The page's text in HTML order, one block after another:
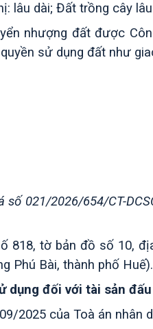
lâu dài; Đất trồng cây
nhượng đất được
sử dụng đất như
021/2026/654/CT-
818, tờ bản đồ số 10,
Phú Bài, thành phố Huế).
dụng đối với tài sản
2025 của Toà án nhân